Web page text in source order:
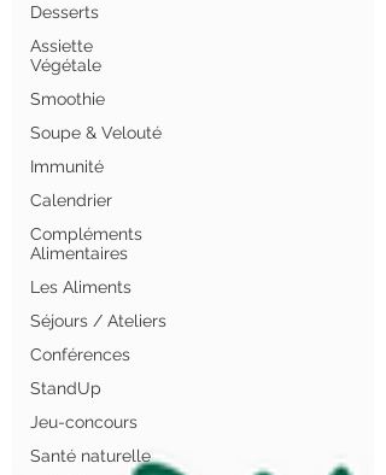
Desserts
Assiette
Végétale
Smoothie
Soupe & Velouté
Immunité
Calendrier
Compléments
Alimentaires
Les Aliments
Séjours / Ateliers
Conférences
StandUp
Jeu-concours
Santé naturelle